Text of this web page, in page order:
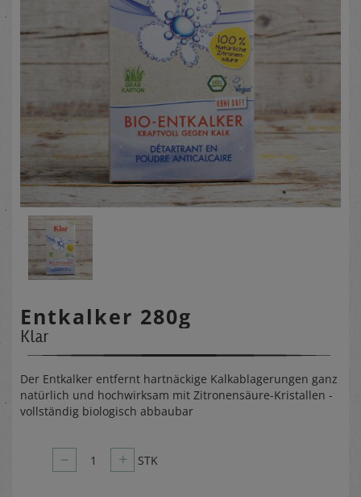
Entkalker 280g
Klar
Der Entkalker entfernt hartnäckige Kalkablagerungen ganz
natürlich und hochwirksam mit Zitronensäure-Kristallen -
vollständig biologisch abbaubar
– 1 + STK